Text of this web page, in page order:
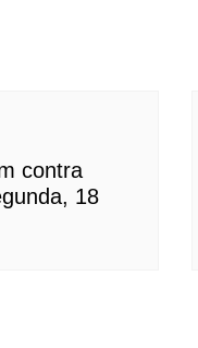
contra
18